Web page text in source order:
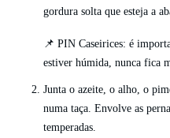
gordura solta que esteja a
📌 PIN Caseirices: é
estiver húmida, nunca fica
Junta o azeite, o alho, o
numa taça. Envolve as
temperadas.